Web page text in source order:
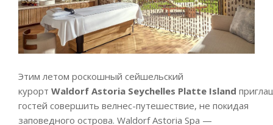
Этим летом роскошный сейшельский
курорт Waldorf Astoria Seychelles Platte Island
гостей совершить велнес-путешествие, не покидая
заповедного острова. Waldorf Astoria Spa —